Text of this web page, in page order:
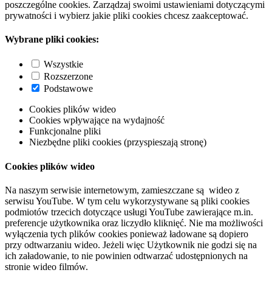
poszczególne cookies. Zarządzaj swoimi ustawieniami dotyczącymi
prywatności i wybierz jakie pliki cookies chcesz zaakceptować.
Wybrane pliki cookies:
Wszystkie
Rozszerzone
Podstawowe
Cookies plików wideo
Cookies wpływające na wydajność
Funkcjonalne pliki
Niezbędne pliki cookies (przyspieszają stronę)
Cookies plików wideo
Na naszym serwisie internetowym, zamieszczane są wideo z
serwisu YouTube. W tym celu wykorzystywane są pliki cookies
podmiotów trzecich dotyczące usługi YouTube zawierające m.in.
preferencje użytkownika oraz liczydło kliknięć. Nie ma możliwości
wyłączenia tych plików cookies ponieważ ładowane są dopiero
przy odtwarzaniu wideo. Jeżeli więc Użytkownik nie godzi się na
ich załadowanie, to nie powinien odtwarzać udostępnionych na
stronie wideo filmów.